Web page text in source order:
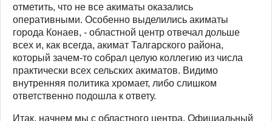
отметить, что не все акиматы оказались
оперативными. Особенно выделились акиматы
города Конаев, - областной центр отвечал дольше
всех и, как всегда, акимат Талгарского района,
который зачем-то собрал целую коллегию из числа
практически всех сельских акиматов. Видимо
внутренняя политика хромает, либо слишком
ответственно подошла к ответу.
Итак, начнем мы с областного центра. Официальный